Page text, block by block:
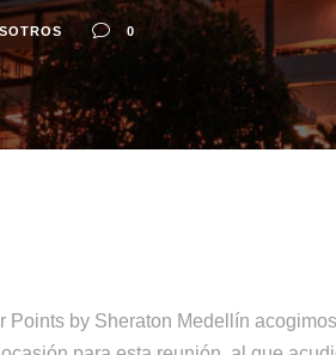
0
Points by Sheraton Medellín